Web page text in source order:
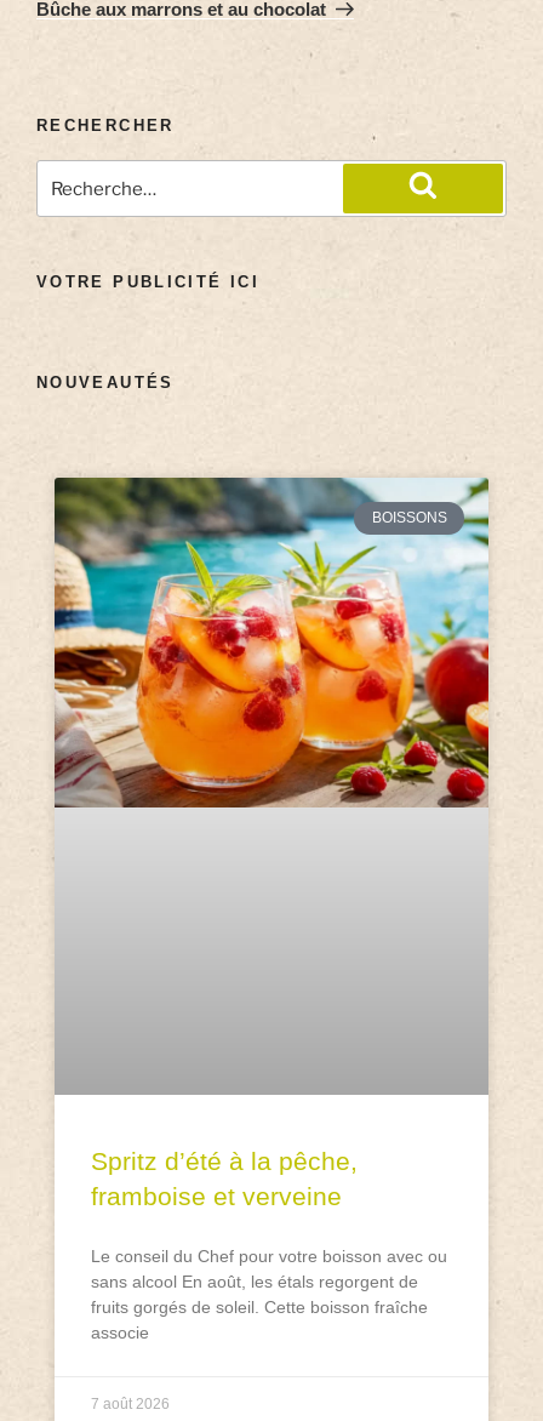
Bûche aux marrons et au chocolat
RECHERCHER
VOTRE PUBLICITÉ ICI
NOUVEAUTÉS
BOISSONS
Spritz d’été à la pêche,
framboise et verveine
Le conseil du Chef pour votre boisson avec ou
sans alcool En août, les étals regorgent de
fruits gorgés de soleil. Cette boisson fraîche
associe
7 août 2026